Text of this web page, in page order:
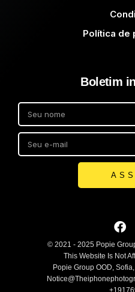
Política de
Boletim
© 2021 - 2025 Popie
This Website Is Not
Popie Group OOD,